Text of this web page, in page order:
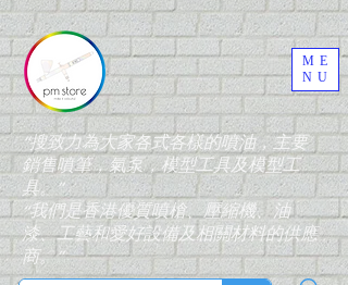
“搜致力為大家各式各樣的噴油，主要
銷售噴筆，氣泵，模型工具及模型工
具。”
“我們是香港優質噴槍、壓縮機、油
漆、工藝和愛好設備及相關材料的供應
商。”
ME
NU